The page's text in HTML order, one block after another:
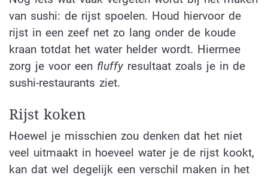
van sushi: de rijst spoelen. Houd hiervoor de
rijst in een zeef net zo lang onder de koude
kraan totdat het water helder wordt. Hiermee
zorg je voor een fluffy resultaat zoals je in de
sushi-restaurants ziet.
Rijst koken
Hoewel je misschien zou denken dat het niet
veel uitmaakt in hoeveel water je de rijst kookt,
kan dat wel degelijk een verschil maken in het